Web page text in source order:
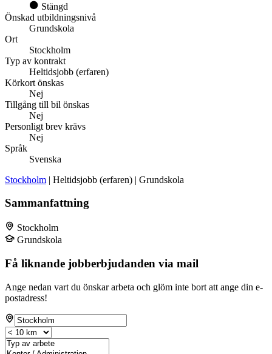
Stängd
Önskad utbildningsnivå
Grundskola
Ort
Stockholm
Typ av kontrakt
Heltidsjobb (erfaren)
Körkort önskas
Nej
Tillgång till bil önskas
Nej
Personligt brev krävs
Nej
Språk
Svenska
Stockholm | Heltidsjobb (erfaren) | Grundskola
Sammanfattning
Stockholm
Grundskola
Få liknande jobberbjudanden via mail
Ange nedan vart du önskar arbeta och glöm inte bort att ange din e-
postadress!